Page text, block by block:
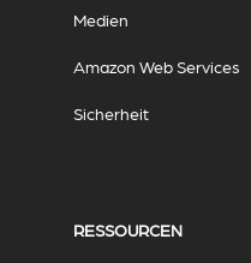
Medien
Amazon Web Services
Sicherheit
RESSOURCEN